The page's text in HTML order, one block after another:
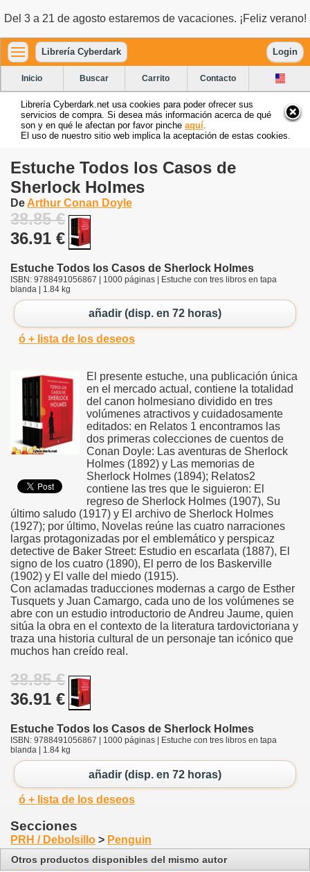
Del 3 a 21 de agosto estaremos de vacaciones. ¡Feliz verano!
Librería Cyberdark Login
Inicio Buscar Carrito Contacto
Librería Cyberdark.net usa cookies para poder ofrecer sus
servicios de compra. Si desea más información acerca de qué
son y en qué le afectan por favor pinche aquí
El uso de nuestro sitio web implica la aceptación de estas cookies.
Estuche Todos los Casos de
Sherlock Holmes
De Arthur Conan Doyle
38.85 €
36.91 €
Estuche Todos los Casos de Sherlock Holmes
ISBN: 9788491056867 | 1000 páginas | Estuche con tres libros en tapa
blanda | 1.84 kg
añadir (disp. en 72 horas)
ó + lista de los deseos
El presente estuche, una publicación única
en el mercado actual, contiene la totalidad
del canon holmesiano dividido en tres
volúmenes atractivos y cuidadosamente
editados: en Relatos 1 encontramos las
dos primeras colecciones de cuentos de
Conan Doyle: Las aventuras de Sherlock
Holmes (1892) y Las memorias de
Sherlock Holmes (1894); Relatos2
contiene las tres que le siguieron: El
regreso de Sherlock Holmes (1907), Su
último saludo (1917) y El archivo de Sherlock Holmes
(1927); por último, Novelas reúne las cuatro narraciones
largas protagonizadas por el emblemático y perspicaz
detective de Baker Street: Estudio en escarlata (1887), El
signo de los cuatro (1890), El perro de los Baskerville
(1902) y El valle del miedo (1915).
Con aclamadas traducciones modernas a cargo de Esther
Tusquets y Juan Camargo, cada uno de los volúmenes se
abre con un estudio introductorio de Andreu Jaume, quien
sitúa la obra en el contexto de la literatura tardovictoriana y
traza una historia cultural de un personaje tan icónico que
muchos han creído real.
38.85 €
36.91 €
Estuche Todos los Casos de Sherlock Holmes
ISBN: 9788491056867 | 1000 páginas | Estuche con tres libros en tapa
blanda | 1.84 kg
añadir (disp. en 72 horas)
ó + lista de los deseos
Secciones
PRH / Debolsillo > Penguin
Otros productos disponibles del mismo autor